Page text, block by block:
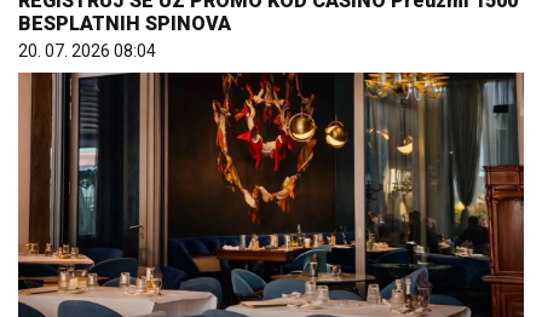
BESPLATNIH SPINOVA
20. 07. 2026 08:04